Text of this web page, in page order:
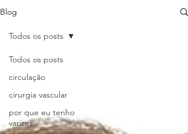
Blog
Todos os posts
circulação
cirurgia vascular
por que eu tenho
varizes
Todos os posts